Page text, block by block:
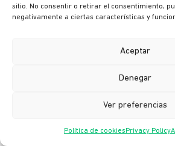
sitio. No consentir o retirar el consentimiento,
negativamente a ciertas características y
Aceptar
Denegar
Ver preferencias
Política de cookies Privacy Policy
© Ikusi 2026
Privacy policy
Ethics channel